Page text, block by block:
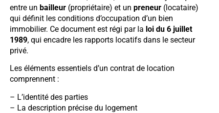
entre un bailleur (propriétaire) et un preneur (locataire)
qui définit les conditions d’occupation d’un bien
immobilier. Ce document est régi par la loi du 6 juillet
1989, qui encadre les rapports locatifs dans le secteur
privé.
Les éléments essentiels d’un contrat de location
comprennent :
– L’identité des parties
– La description précise du logement